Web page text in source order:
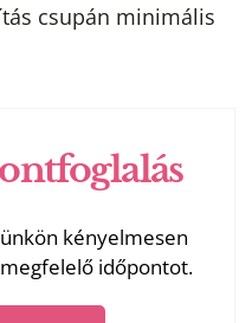
csupán minimális
kényelmesen
időpontot.